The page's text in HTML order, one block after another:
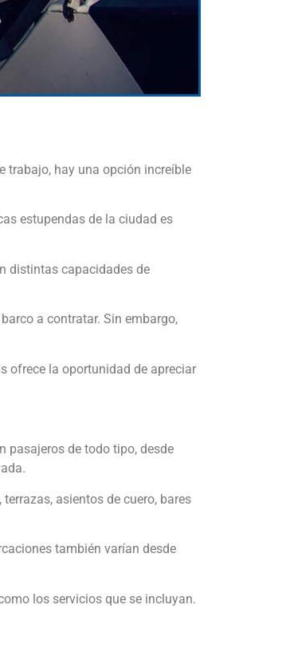
trabajo, hay una opción increíble
estupendas de la ciudad es
distintas capacidades de
a contratar. Sin embargo,
ofrece la oportunidad de apreciar
pasajeros de todo tipo, desde
asientos de cuero, bares
también varían desde
los servicios que se incluyan.